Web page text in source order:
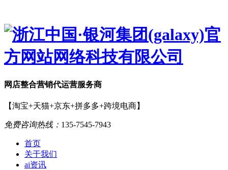
网店整合营销代运营服务商
【淘宝+天猫+京东+拼多多+跨境电商】
免费咨询热线： 135-7545-7943
首页
关于我们
ai资讯